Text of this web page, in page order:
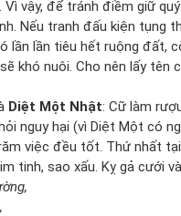
Vì vậy, để tránh điềm giữ
Nếu tranh đấu kiện tụng
lần lần tiêu hết ruộng đất,
khó nuôi. Cho nên lấy
Diệt Một Nhật: Cữ làm
nguy hại (vì Diệt Một có
việc đều tốt. Thứ nhất tại
tinh, sao xấu. Kỵ gả cưới